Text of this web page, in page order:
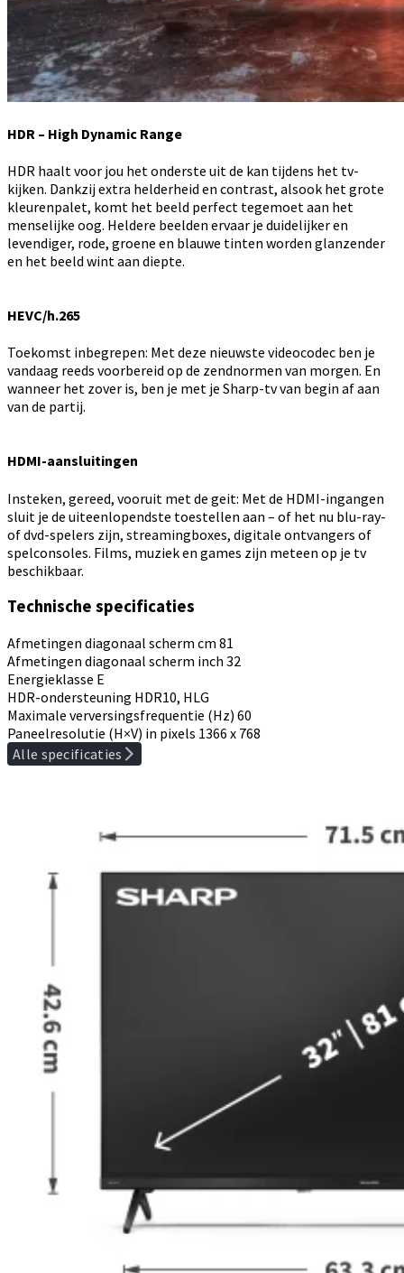
HDR – High Dynamic Range
HDR haalt voor jou het onderste uit de kan tijdens het tv-
kijken. Dankzij extra helderheid en contrast, alsook het grote
kleurenpalet, komt het beeld perfect tegemoet aan het
menselijke oog. Heldere beelden ervaar je duidelijker en
levendiger, rode, groene en blauwe tinten worden glanzender
en het beeld wint aan diepte.
HEVC/h.265
Toekomst inbegrepen: Met deze nieuwste videocodec ben je
vandaag reeds voorbereid op de zendnormen van morgen. En
wanneer het zover is, ben je met je Sharp-tv van begin af aan
van de partij.
HDMI-aansluitingen
Insteken, gereed, vooruit met de geit: Met de HDMI-ingangen
sluit je de uiteenlopendste toestellen aan – of het nu blu-ray-
of dvd-spelers zijn, streamingboxes, digitale ontvangers of
spelconsoles. Films, muziek en games zijn meteen op je tv
beschikbaar.
Technische specificaties
Afmetingen diagonaal scherm cm 81
Afmetingen diagonaal scherm inch 32
Energieklasse E
HDR-ondersteuning HDR10, HLG
Maximale verversingsfrequentie (Hz) 60
Paneelresolutie (H×V) in pixels 1366 x 768
Alle specificaties